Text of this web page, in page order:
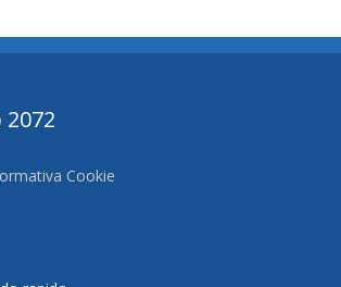
2072
Cookie